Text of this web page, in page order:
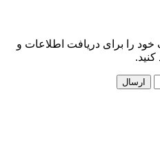
را برای دریافت اطلاعات و